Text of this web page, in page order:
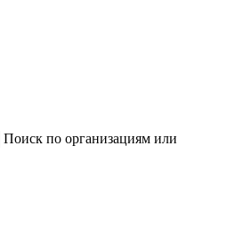
Поиск по организациям или